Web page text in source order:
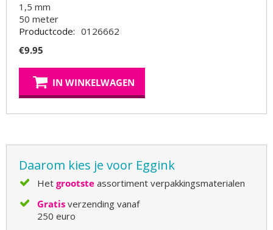
1,5 mm
50 meter
Productcode: 0126662
€9.95
IN WINKELWAGEN
Daarom kies je voor Eggink
Het grootste assortiment verpakkingsmaterialen
Gratis verzending vanaf
250 euro